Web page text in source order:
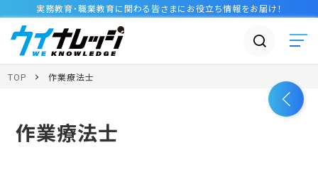
実務教育・職業教育に関わる皆さまに お役立ち情報をお届け！
TOP 作業療法士
作業療法士